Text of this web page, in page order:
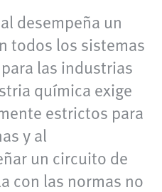
desempeña un
todos los sistemas
las industrias
química exige
estrictos para
y al
un circuito de
con las normas no